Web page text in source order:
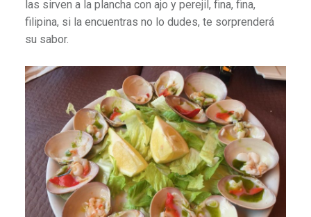
las sirven a la plancha con ajo y perejil, fina, fina,
filipina, si la encuentras no lo dudes, te sorprenderá
su sabor.